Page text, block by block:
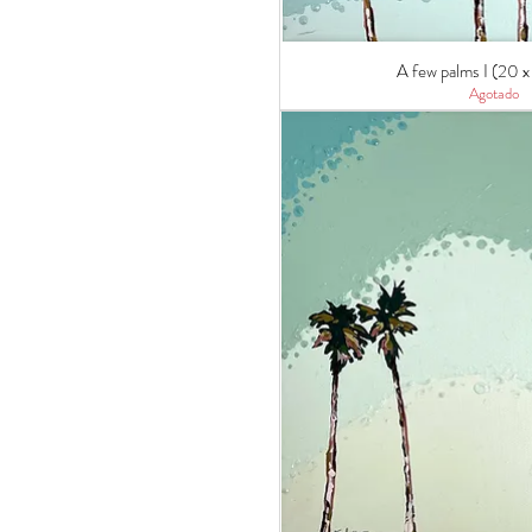
A few palms I (20
Agotado